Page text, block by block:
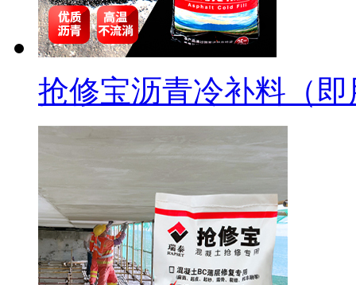
抢修宝沥青冷补料（即